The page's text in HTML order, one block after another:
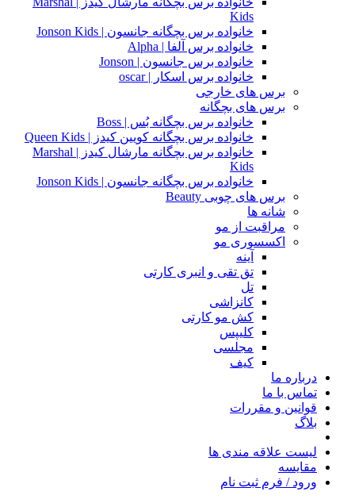
Kids
خانواده برس بچگانه جانسون | Jonson Kids
خانواده برس آلفا | Alpha
خانواده برس جانسون | Jonson
خانواده برس اسکار | oscar
برس های خارجی
برس های بچگانه
خانواده برس بچگانه بُس | Boss
خانواده برس بچگانه کویین کیدز | Queen Kids
خانواده برس بچگانه مارشال کیدز | Marshal
Kids
خانواده برس بچگانه جانسون | Jonson Kids
برس های چوبی Beauty
شانه ها
مراقبت از مو
اکسسوری مو
آینه
تق تقی و انبری کارتی
تل
کانزاشی
کش مو کارتی
کلیپس
مجلسی
کیف
درباره ما
تماس با ما
قوانین و مقررات
بلاگ
لیست علاقه مندی ها
مقایسه
ورود / فرم ثبت نام